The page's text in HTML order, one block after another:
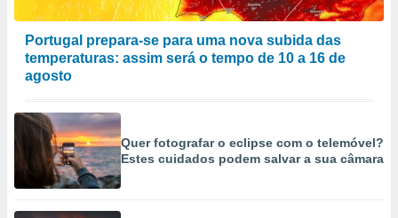
Portugal prepara-se para uma nova subida das
temperaturas: assim será o tempo de 10 a 16 de
agosto
Quer fotografar o eclipse com o telemóvel?
Estes cuidados podem salvar a sua câmara